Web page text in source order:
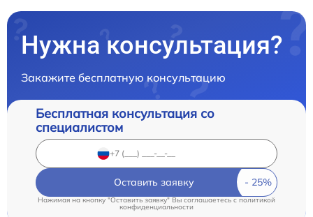
Нужна консультация?
Закажите бесплатную консультацию
Бесплатная консультация со
специалистом
Оставить заявку
Нажимая на кнопку "Оставить заявку" Вы соглашаетесь cполитикой
конфиденциальности